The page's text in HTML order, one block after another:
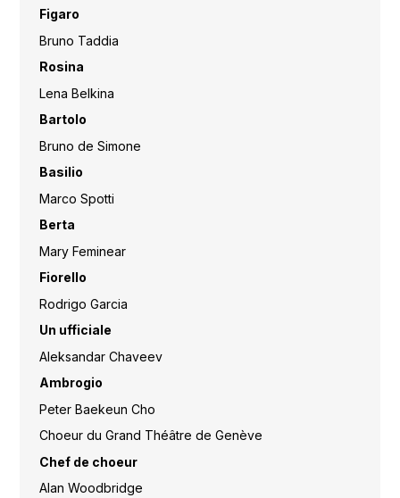
Figaro
Bruno Taddia
Rosina
Lena Belkina
Bartolo
Bruno de Simone
Basilio
Marco Spotti
Berta
Mary Feminear
Fiorello
Rodrigo Garcia
Un ufficiale
Aleksandar Chaveev
Ambrogio
Peter Baekeun Cho
Choeur du Grand Théâtre de Genève
Chef de choeur
Alan Woodbridge